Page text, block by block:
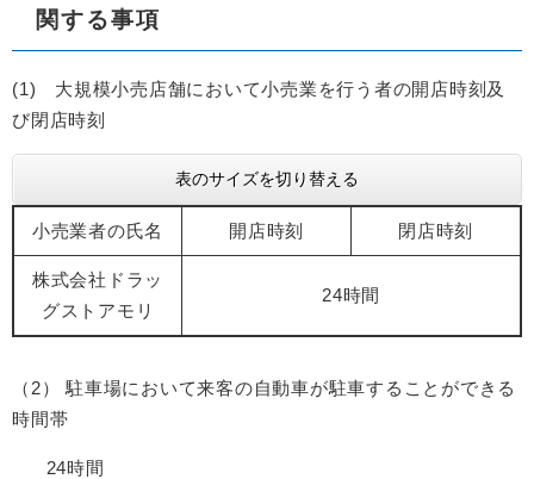
関する事項
(1) 大規模小売店舗において小売業を行う者の開店時刻及
び閉店時刻
表のサイズを切り替える
小売業者の氏名 開店時刻 閉店時刻
株式会社ドラッ
グストアモリ
24時間
（2） 駐車場において来客の自動車が駐車することができる
時間帯
24時間